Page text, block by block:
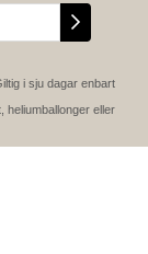
i sju dagar enbart
heliumballonger eller